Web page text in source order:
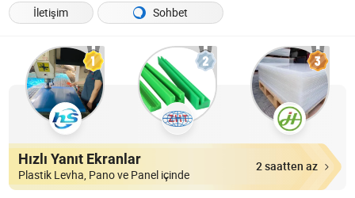
İletişim
Sohbet
Hızlı Yanıt Ekranlar
Plastik Levha, Pano ve Panel içinde
2 saatten az